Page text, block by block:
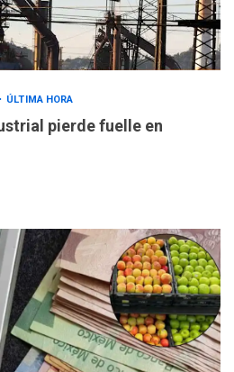
ÚLTIMA HORA
pierde fuelle en